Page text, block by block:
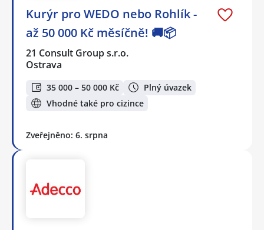
Kurýr pro WEDO nebo Rohlík -
až 50 000 Kč měsíčně! 🚚📦
21 Consult Group s.r.o.
Ostrava
35 000 – 50 000 Kč
Plný úvazek
Vhodné také pro cizince
Zveřejněno: 6. srpna